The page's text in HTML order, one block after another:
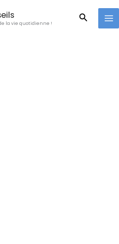
la vie quotidienne !